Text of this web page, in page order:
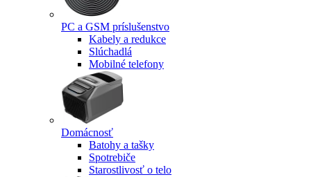
PC a GSM príslušenstvo
Kabely a redukce
Slúchadlá
Mobilné telefony
Domácnosť
Batohy a tašky
Spotrebiče
Starostlivosť o telo